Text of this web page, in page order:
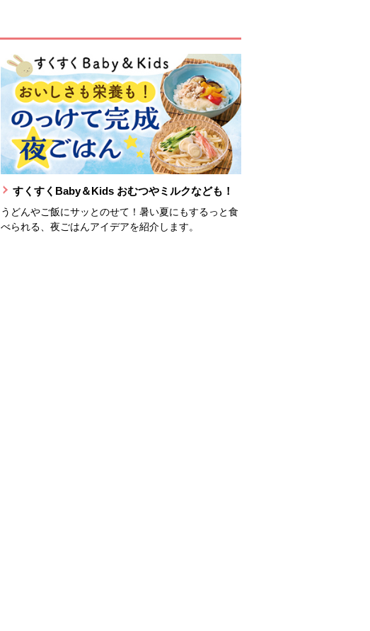
すくすくBaby＆Kids おむつやミルクなども！
うどんやご飯にサッとのせて！暑い夏にもするっと食
べられる、夜ごはんアイデアを紹介します。